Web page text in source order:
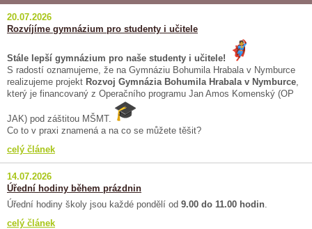
20.07.2026
Rozvíjíme gymnázium pro studenty i učitele
Stále lepší gymnázium pro naše studenty i učitele!
S radostí oznamujeme, že na Gymnáziu Bohumila Hrabala v Nymburce
realizujeme projekt Rozvoj Gymnázia Bohumila Hrabala v Nymburce
který je financovaný z Operačního programu Jan Amos Komenský (OP
JAK) pod záštitou MŠMT.
Co to v praxi znamená a na co se můžete těšit?
celý článek
14.07.2026
Úřední hodiny během prázdnin
Úřední hodiny školy jsou každé pondělí od 9.00 do 11.00 hodin
celý článek